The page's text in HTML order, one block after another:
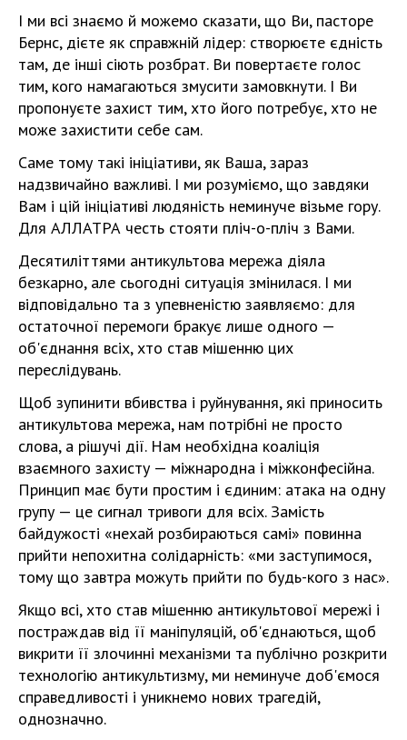
І ми всі знаємо й можемо сказати, що Ви, пасторе
Бернс, дієте як справжній лідер: створюєте єдність
там, де інші сіють розбрат. Ви повертаєте голос
тим, кого намагаються змусити замовкнути. І Ви
пропонуєте захист тим, хто його потребує, хто не
може захистити себе сам.
Саме тому такі ініціативи, як Ваша, зараз
надзвичайно важливі. І ми розуміємо, що завдяки
Вам і цій ініціативі людяність неминуче візьме гору.
Для АЛЛАТРА честь стояти пліч-о-пліч з Вами.
Десятиліттями антикультова мережа діяла
безкарно, але сьогодні ситуація змінилася. І ми
відповідально та з упевненістю заявляємо: для
остаточної перемоги бракує лише одного —
об'єднання всіх, хто став мішенню цих
переслідувань.
Щоб зупинити вбивства і руйнування, які приносить
антикультова мережа, нам потрібні не просто
слова, а рішучі дії. Нам необхідна коаліція
взаємного захисту — міжнародна і міжконфесійна.
Принцип має бути простим і єдиним: атака на одну
групу — це сигнал тривоги для всіх. Замість
байдужості «нехай розбираються самі» повинна
прийти непохитна солідарність: «ми заступимося,
тому що завтра можуть прийти по будь-кого з нас».
Якщо всі, хто став мішенню антикультової мережі і
постраждав від її маніпуляцій, об'єднаються, щоб
викрити її злочинні механізми та публічно розкрити
технологію антикультизму, ми неминуче доб'ємося
справедливості і уникнемо нових трагедій,
однозначно.